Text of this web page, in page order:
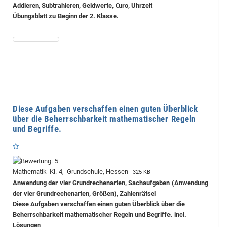
Addieren, Subtrahieren, Geldwerte, €uro, Uhrzeit
Übungsblatt zu Beginn der 2. Klasse.
Diese Aufgaben verschaffen einen guten Überblick
über die Beherrschbarkeit mathematischer Regeln
und Begriffe.
Mathematik Kl. 4, Grundschule, Hessen 325 KB
Anwendung der vier Grundrechenarten, Sachaufgaben (Anwendung
der vier Grundrechenarten, Größen), Zahlenrätsel
Diese Aufgaben verschaffen einen guten Überblick über die
Beherrschbarkeit mathematischer Regeln und Begriffe. incl.
Lösungen